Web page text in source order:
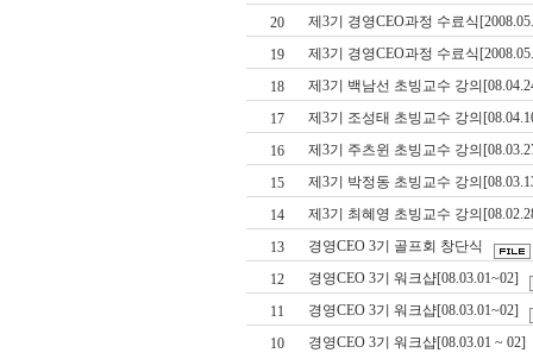
20
제3기 경영CEO과정 수료식
19
제3기 경영CEO과정 수료식
18
제3기 백남선 초빙교수 강의
17
제3기 조성태 초빙교수 강의
16
제3기 주츠윈 초빙교수 강의
15
제3기 박정동 초빙교수 강의
14
제3기 최혜영 초빙교수 강의
13
경영CEO 3기 골프회 창단식
12
경영CEO 3기 워크샵[08.03.01~02]
11
경영CEO 3기 워크샵[08.03.01~02]
10
경영CEO 3기 워크샵[08.03.01 ~ 02]